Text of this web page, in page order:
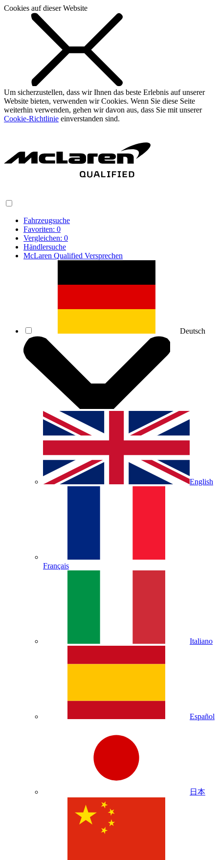
Cookies auf dieser Website
Um sicherzustellen, dass wir Ihnen das beste Erlebnis auf unserer
Website bieten, verwenden wir Cookies. Wenn Sie diese Seite
weiterhin verwenden, gehen wir davon aus, dass Sie mit unserer
Cookie-Richtlinie einverstanden sind.
Fahrzeugsuche
Favoriten: 0
Vergleichen: 0
Händlersuche
McLaren Qualified Versprechen
Deutsch
English
Français
Italiano
Español
日本